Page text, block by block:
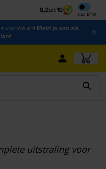
9,2uit10
Incl BTW
Inclusief
voordelen! Meld je aan als
uitstraling voor